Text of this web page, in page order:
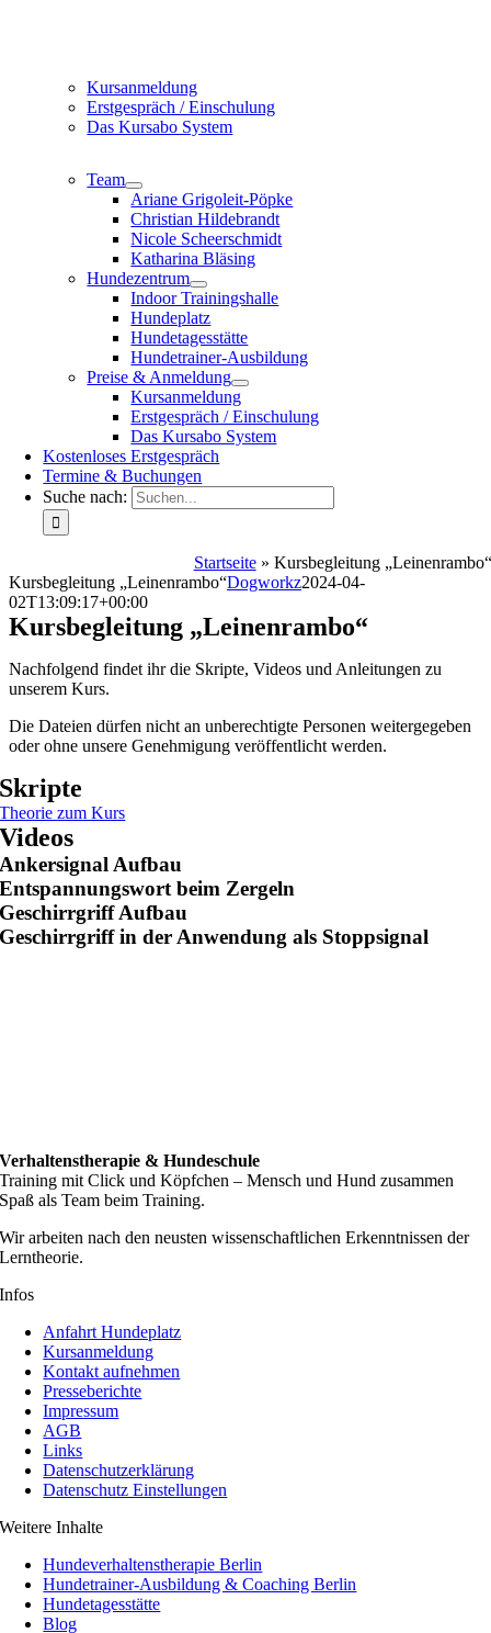
Kursanmeldung
Erstgespräch / Einschulung
Das Kursabo System
Team
Ariane Grigoleit-Pöpke
Christian Hildebrandt
Nicole Scheerschmidt
Katharina Bläsing
Hundezentrum
Indoor Trainingshalle
Hundeplatz
Hundetagesstätte
Hundetrainer-Ausbildung
Preise & Anmeldung
Kursanmeldung
Erstgespräch / Einschulung
Das Kursabo System
Kostenloses Erstgespräch
Termine & Buchungen
Suche nach:
Startseite» Kursbegleitung „Leinenrambo“
Kursbegleitung „Leinenrambo“Dogworkz2024-04-
02T13:09:17+00:00
Kursbegleitung „Leinenrambo“
Nachfolgend findet ihr die Skripte, Videos und Anleitungen zu
unserem Kurs.
Die Dateien dürfen nicht an unberechtigte Personen weitergegeben
oder ohne unsere Genehmigung veröffentlicht werden.
Skripte
Theorie zum Kurs
Videos
Ankersignal Aufbau
Entspannungswort beim Zergeln
Geschirrgriff Aufbau
Geschirrgriff in der Anwendung als Stoppsignal
Verhaltenstherapie & Hundeschule
Training mit Click und Köpfchen – Mensch und Hund zusammen
Spaß als Team beim Training.
Wir arbeiten nach den neusten wissenschaftlichen Erkenntnissen der
Lerntheorie.
Infos
Anfahrt Hundeplatz
Kursanmeldung
Kontakt aufnehmen
Presseberichte
Impressum
AGB
Links
Datenschutzerklärung
Datenschutz Einstellungen
Weitere Inhalte
Hundeverhaltenstherapie Berlin
Hundetrainer-Ausbildung & Coaching Berlin
Hundetagesstätte
Blog